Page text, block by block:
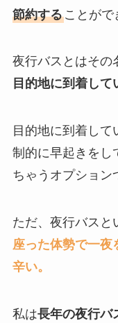
節約することがで
夜行バスとはその
目的地に到着して
目的地に到着し
制的に早起きをし
ちゃうオプション
ただ、夜行バスと
座った体勢で一夜
辛い。
私は長年の夜行バ